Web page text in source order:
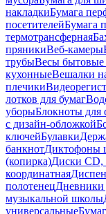
накладкиБумага
посетителейБумага
термотрансферная
пряникиВеб-камеры
трубыВесы бытовые
кухонныеВешалки
плечики
лотков для бумаг
уборыБлокноты для
с дизайн-обложкой
ключейБулавки
банкнотДиктофоны
(копирка)Диски
координатная
полотенецДневники
музыкальной школы
универсальные